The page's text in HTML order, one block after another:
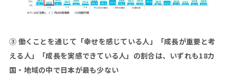
③ 働くことを通じて「幸せを感じている人」「成長が重要と考
える人」「成長を実感できている人」の割合は、いずれも18カ
国・地域の中で日本が最も少ない